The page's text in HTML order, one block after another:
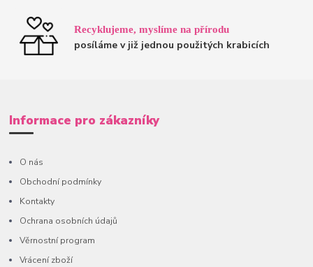
Recyklujeme, myslíme na přírodu
posíláme v již jednou použitých krabicích
Informace pro zákazníky
O nás
Obchodní podmínky
Kontakty
Ochrana osobních údajů
Věrnostní program
Vrácení zboží